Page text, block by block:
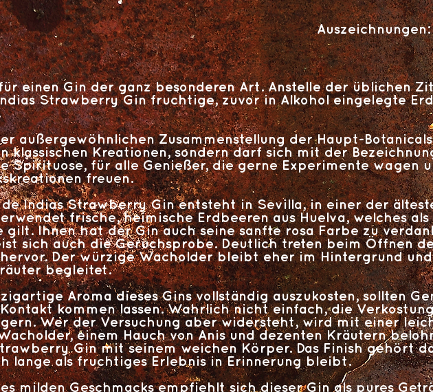
Auszeichnungen:
einen Gin der ganz besonderen Art. Anstelle der üblichen
Strawberry Gin fruchtige, zuvor in Alkohol eingelegte
außergewöhnlichen Zusammenstellung der Haupt-
klassischen Kreationen, sondern darf sich mit der
Spirituose, für alle Genießer, die gerne Experimente wagen
freuen.
Indias Strawberry Gin entsteht in Sevilla, in einer der
frische, heimische Erdbeeren aus Huelva, welches
gilt. Ihnen hat der Gin auch seine sanfte rosa Farbe zu
sich auch die Geruchsprobe. Deutlich treten beim Öffnen
Der würzige Wacholder bleibt eher im Hintergrund
begleitet.
Aroma dieses Gins vollständig auszukosten, sollten
kommen lassen. Wahrlich nicht einfach, die
Wer der Versuchung aber widersteht, wird mit einer
einem Hauch von Anis und dezenten Kräutern
Gin mit seinem weichen Körper. Das Finish gehört
lange als fruchtiges Erlebnis in Erinnerung bleibt.
milden Geschmacks empfiehlt sich dieser Gin als pures